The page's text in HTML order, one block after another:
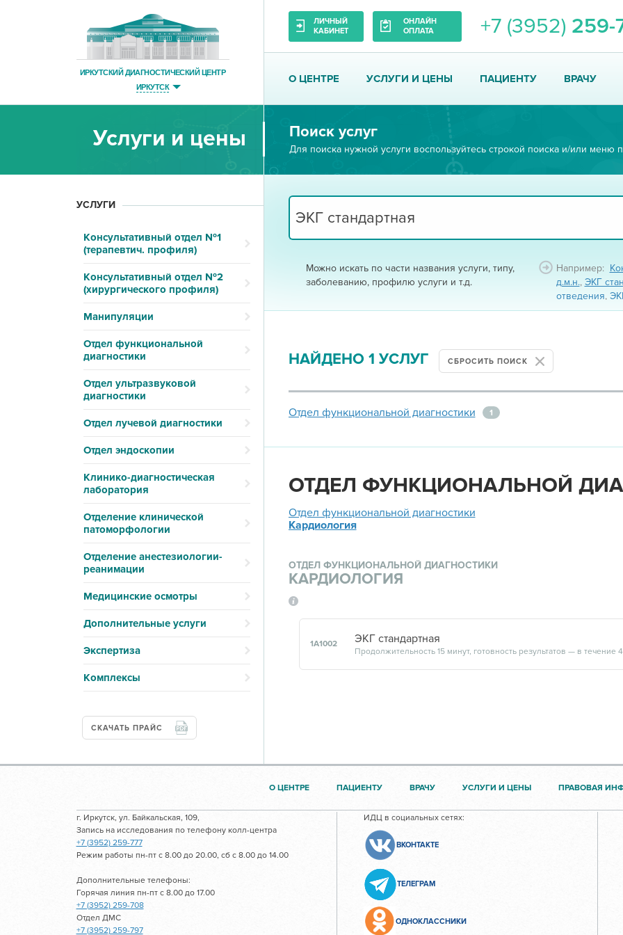
ИРКУТСКИЙ ДИАГНОСТИЧЕСКИЙ ЦЕНТР
ИРКУТСК
ЛИЧНЫЙ
КАБИНЕТ
ОНЛАЙН
ОПЛАТА
+7 (3952) 259-
О ЦЕНТРЕ УСЛУГИ И ЦЕНЫ ПАЦИЕНТУ ВРАЧУ
Услуги и цены Поиск услуг
Для поиска нужной услуги воспользуйтесь строкой поиска и/или меню
УСЛУГИ
Консультативный отдел №1
(терапевтич. профиля)
Консультативный отдел №2
(хирургического профиля)
Манипуляции
Отдел функциональной
диагностики
Отдел ультразвуковой
диагностики
Отдел лучевой диагностики
Отдел эндоскопии
Клинико-диагностическая
лаборатория
Отделение клинической
патоморфологии
Отделение анестезиологии-
реанимации
Медицинские осмотры
Дополнительные услуги
Экспертиза
Комплексы
СКАЧАТЬ ПРАЙС
Можно искать по части названия услуги, типу,
заболеванию, профилю услуги и т.д.
Например:
д.м.н., ЭКГ
отведения,
ЭКГ фарм-
НАЙДЕНО 1 УСЛУГ СБРОСИТЬ ПОИСК
Отдел функциональной диагностики 1
ОТДЕЛ ФУНКЦИОНАЛЬНОЙ
Отдел функциональной диагностики
Кардиология
ОТДЕЛ ФУНКЦИОНАЛЬНОЙ ДИАГНОСТИКИ
КАРДИОЛОГИЯ
1А1002 ЭКГ стандартная
Продолжительность 15 минут, готовность результатов — в течение
О ЦЕНТРЕ ПАЦИЕНТУ ВРАЧУ УСЛУГИ И ЦЕНЫ ПРАВОВАЯ
г. Иркутск, ул. Байкальская, 109,
Запись на исследования по телефону колл-центра
+7 (3952) 259-777
Режим работы пн-пт с 8.00 до 20.00, сб с 8.00 до 14.00
Дополнительные телефоны:
Горячая линия пн-пт с 8.00 до 17.00
+7 (3952) 259-708
Отдел ДМС
+7 (3952) 259-797
ИДЦ в социальных сетях:
ВКОНТАКТЕ
ТЕЛЕГРАМ
ОДНОКЛАССНИКИ